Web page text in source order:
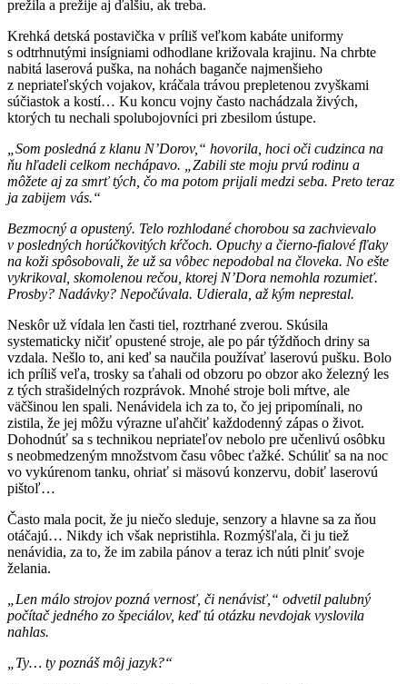
prežila a prežije aj ďalšiu, ak treba.
Krehká detská postavička v príliš veľkom kabáte uniformy
s odtrhnutými insígniami odhodlane križovala krajinu. Na chrbte
nabitá laserová puška, na nohách baganče najmenšieho
z nepriateľských vojakov, kráčala trávou prepletenou zvyškami
súčiastok a kostí… Ku koncu vojny často nachádzala živých,
ktorých tu nechali spolubojovníci pri zbesilom ústupe.
„Som posledná z klanu N’Dorov,“ hovorila, hoci oči cudzinca na
ňu hľadeli celkom nechápavo. „Zabili ste moju prvú rodinu a
môžete aj za smrť tých, čo ma potom prijali medzi seba. Preto teraz
ja zabijem vás.“
Bezmocný a opustený. Telo rozhlodané chorobou sa zachvievalo
v posledných horúčkovitých kŕčoch. Opuchy a čierno-fialové fľaky
na koži spôsobovali, že už sa vôbec nepodobal na človeka. No ešte
vykrikoval, skomolenou rečou, ktorej N’Dora nemohla rozumieť.
Prosby? Nadávky? Nepočúvala. Udierala, až kým neprestal.
Neskôr už vídala len časti tiel, roztrhané zverou. Skúsila
systematicky ničiť opustené stroje, ale po pár týždňoch driny sa
vzdala. Nešlo to, ani keď sa naučila používať laserovú pušku. Bolo
ich príliš veľa, trosky sa ťahali od obzoru po obzor ako železný les
z tých strašidelných rozprávok. Mnohé stroje boli mŕtve, ale
väčšinou len spali. Nenávidela ich za to, čo jej pripomínali, no
zistila, že jej môžu výrazne uľahčiť každodenný zápas o život.
Dohodnúť sa s technikou nepriateľov nebolo pre učenlivú osôbku
s neobmedzeným množstvom času vôbec ťažké. Schúliť sa na noc
vo vykúrenom tanku, ohriať si mäsovú konzervu, dobiť laserovú
pištoľ…
Často mala pocit, že ju niečo sleduje, senzory a hlavne sa za ňou
otáčajú… Nikdy ich však nepristihla. Rozmýšľala, či ju tiež
nenávidia, za to, že im zabila pánov a teraz ich núti plniť svoje
želania.
„Len málo strojov pozná vernosť, či nenávisť,“ odvetil palubný
počítač jedného zo špeciálov, keď tú otázku nevdojak vyslovila
nahlas.
„Ty… ty poznáš môj jazyk?“